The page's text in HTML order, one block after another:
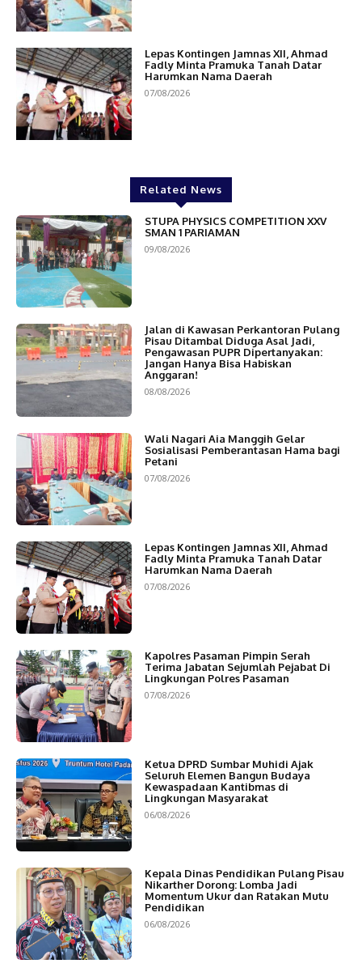
Lepas Kontingen Jamnas XII, Ahmad
Fadly Minta Pramuka Tanah Datar
Harumkan Nama Daerah
07/08/2026
Related News
STUPA PHYSICS COMPETITION XXV
SMAN 1 PARIAMAN
09/08/2026
Jalan di Kawasan Perkantoran Pulang
Pisau Ditambal Diduga Asal Jadi,
Pengawasan PUPR Dipertanyakan:
Jangan Hanya Bisa Habiskan
Anggaran!
08/08/2026
Wali Nagari Aia Manggih Gelar
Sosialisasi Pemberantasan Hama bagi
Petani
07/08/2026
Lepas Kontingen Jamnas XII, Ahmad
Fadly Minta Pramuka Tanah Datar
Harumkan Nama Daerah
07/08/2026
Kapolres Pasaman Pimpin Serah
Terima Jabatan Sejumlah Pejabat Di
Lingkungan Polres Pasaman
07/08/2026
Ketua DPRD Sumbar Muhidi Ajak
Seluruh Elemen Bangun Budaya
Kewaspadaan Kantibmas di
Lingkungan Masyarakat
06/08/2026
Kepala Dinas Pendidikan Pulang Pisau
Nikarther Dorong: Lomba Jadi
Momentum Ukur dan Ratakan Mutu
Pendidikan
06/08/2026